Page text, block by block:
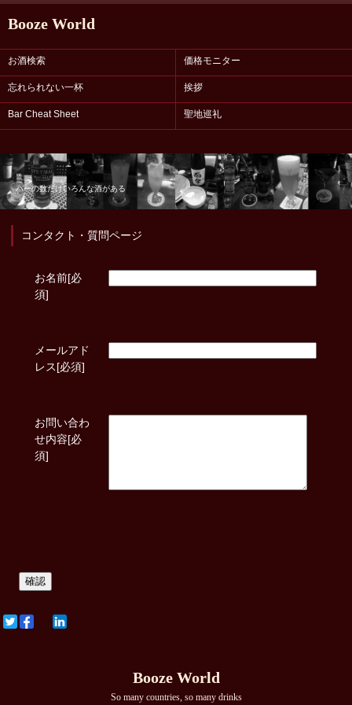
Booze World
お酒検索 価格モニター
忘れられない一杯 挨拶
Bar Cheat Sheet 聖地巡礼
バーの数だけいろんな酒がある
コンタクト・質問ページ
お名前[必
須]
メールアド
レス[必須]
お問い合わ
せ内容[必
須]
Booze World
So many countries, so many drinks